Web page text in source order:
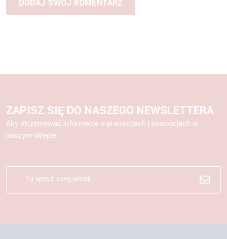
ZAPISZ SIĘ DO NASZEGO NEWSLETTERA
Aby otrzymywać informacje o promocjach i nowościach w
naszym sklepie